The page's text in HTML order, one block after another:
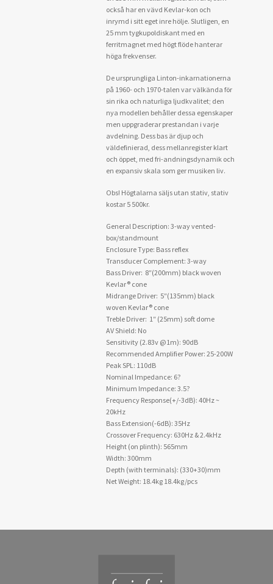
också har en vävd Kevlar-kon och
inrymd i sitt eget inre hölje. Slutligen, en
25 mm tygkupoldiskant med en
ferritmagnet med högt flöde hanterar
höga frekvenser.
De ursprungliga Linton-inkarnationerna
på 1960- och 1970-talen var välkända för
sin rika och naturliga ljudkvalitet; den
nya modellen behåller dessa egenskaper
men uppgraderar prestandan i varje
avdelning. Dess bas är djup och
väldefinierad, dess mellanregister klart
och öppet, med fri-andningsdynamik och
en expansiv skala som ger musiken liv.
Obs! Högtalarna säljs utan stativ, stativ
kostar 5 500kr.
General Description: 3-way vented-
box/standmount
Enclosure Type: Bass reflex
Transducer Complement: 3-way
Bass Driver: 8″(200mm) black woven
Kevlar® cone
Midrange Driver: 5″(135mm) black
woven Kevlar® cone
Treble Driver: 1″ (25mm) soft dome
AV Shield: No
Sensitivity (2.83v @1m): 90dB
Recommended Amplifier Power: 25-200W
Peak SPL: 110dB
Nominal Impedance: 6?
Minimum Impedance: 3.5?
Frequency Response(+/-3dB): 40Hz ~
20kHz
Bass Extension(-6dB): 35Hz
Crossover Frequency: 630Hz & 2.4kHz
Height (on plinth): 565mm
Width: 300mm
Depth (with terminals): (330+30)mm
Net Weight: 18.4kg 18.4kg/pcs